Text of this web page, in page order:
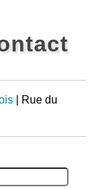
| Rue du